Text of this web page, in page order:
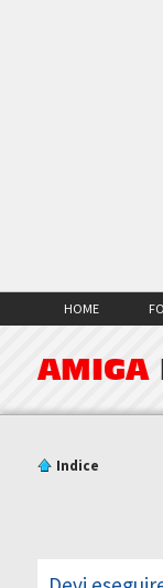
HOME
AMIGA
Indice